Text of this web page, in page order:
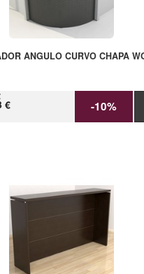
ANGULO CURVO CHAPA
€ -10%